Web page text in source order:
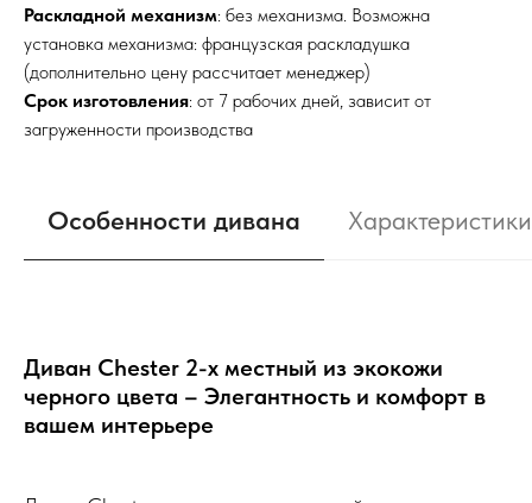
Раскладной механизм: без механизма. Возможна
установка механизма: французская раскладушка
(дополнительно цену рассчитает менеджер)
Срок изготовления: от 7 рабочих дней, зависит от
загруженности производства
Особенности дивана Характеристики
Диван Chester 2-х местный из экокожи
черного цвета – Элегантность и комфорт в
вашем интерьере